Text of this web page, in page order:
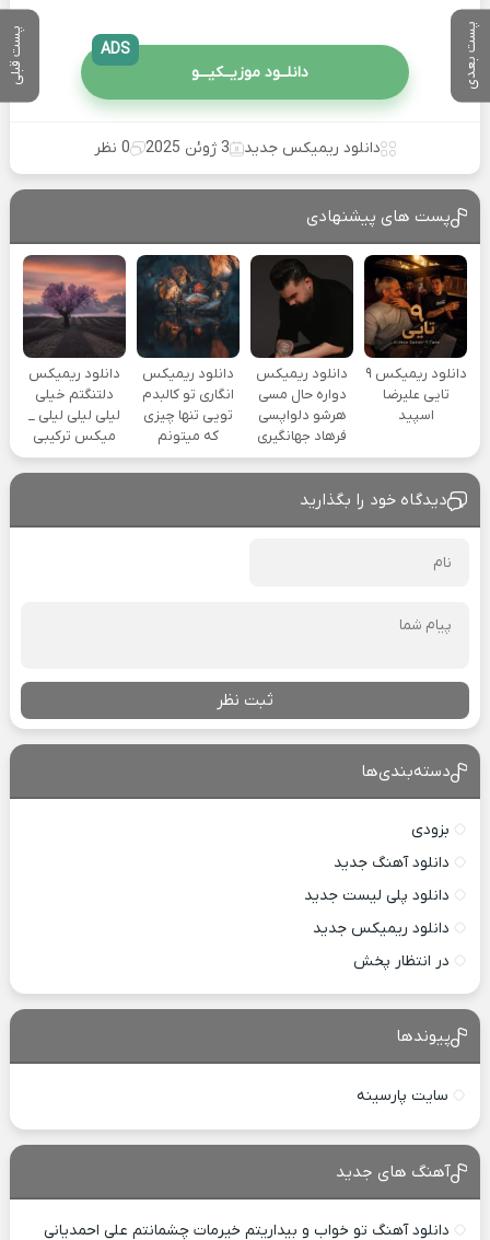
پست بعدی پست قبلی دانلــود موزیــکیـــو
ADS
دانلود ریمیکس جدید 3 ژوئن 2025 0 نظر
پست های پیشنهادی
دانلود ریمیکس ۹
تایی علیرضا
اسپید
دانلود ریمیکس
دواره حال مسی
هرشو دلواپسی
فرهاد جهانگیری
دانلود ریمیکس
انگاری تو کالبدم
تویی تنها چیزی
که میتونم
دانلود ریمیکس
دلتنگتم خیلی
لیلی لیلی لیلی _
میکس ترکیبی
دیدگاه خود را بگذارید
ثبت نظر
دسته‌بندی‌ها
بزودی
دانلود آهنگ جدید
دانلود پلی لیست جدید
دانلود ریمیکس جدید
در انتظار پخش
پیوندها
سایت پارسینه
آهنگ های جدید
دانلود آهنگ تو خواب و بیداریتم خیرمات چشمانتم علی احمدیانی